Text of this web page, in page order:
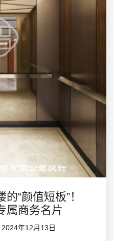
“颜值短板”！
属商务名片
2024年12月13日